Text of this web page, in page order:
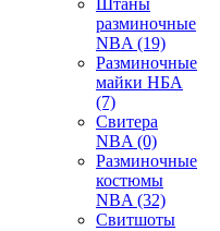
разминочные
NBA (19)
Разминочные
майки НБА
(7)
Свитера
NBA (0)
Разминочные
костюмы
NBA (32)
Свитшоты